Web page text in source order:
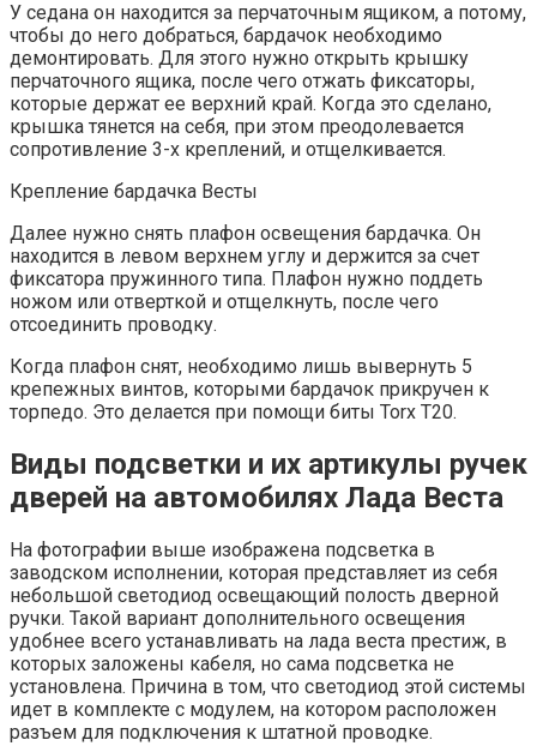
У седана он находится за перчаточным ящиком, а потому,
чтобы до него добраться, бардачок необходимо
демонтировать. Для этого нужно открыть крышку
перчаточного ящика, после чего отжать фиксаторы,
которые держат ее верхний край. Когда это сделано,
крышка тянется на себя, при этом преодолевается
сопротивление 3-х креплений, и отщелкивается.
Крепление бардачка Весты
Далее нужно снять плафон освещения бардачка. Он
находится в левом верхнем углу и держится за счет
фиксатора пружинного типа. Плафон нужно поддеть
ножом или отверткой и отщелкнуть, после чего
отсоединить проводку.
Когда плафон снят, необходимо лишь вывернуть 5
крепежных винтов, которыми бардачок прикручен к
торпедо. Это делается при помощи биты Torx T20.
Виды подсветки и их артикулы ручек
дверей на автомобилях Лада Веста
На фотографии выше изображена подсветка в
заводском исполнении, которая представляет из себя
небольшой светодиод освещающий полость дверной
ручки. Такой вариант дополнительного освещения
удобнее всего устанавливать на лада веста престиж, в
которых заложены кабеля, но сама подсветка не
установлена. Причина в том, что светодиод этой системы
идет в комплекте с модулем, на котором расположен
разъем для подключения к штатной проводке.